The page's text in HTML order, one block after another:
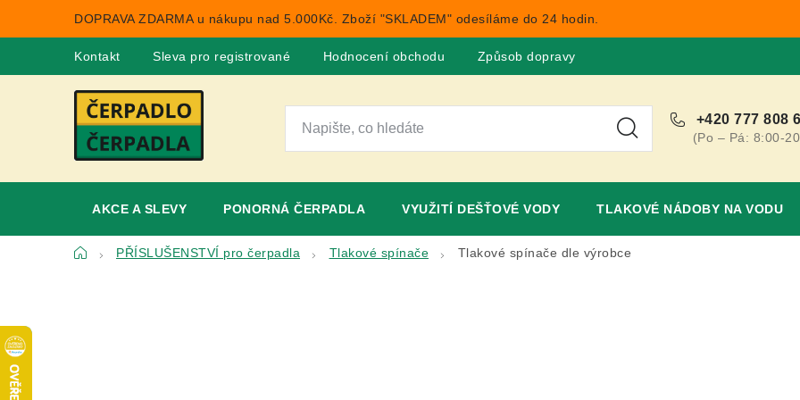
DOPRAVA ZDARMA u nákupu nad 5.000Kč. Zboží "SKLADEM" odesíláme do 24 hodin.
Kontakt Sleva pro registrované Hodnocení obchodu Způsob dopravy
+420 777 808
(Po – Pá: 8:00-
AKCE A SLEVY PONORNÁ ČERPADLA VYUŽITÍ DEŠŤOVÉ VODY TLAKOVÉ NÁDOBY NA VODU
DomůPŘÍSLUŠENSTVÍ pro čerpadla Tlakové spínače Tlakové spínače dle výrobce